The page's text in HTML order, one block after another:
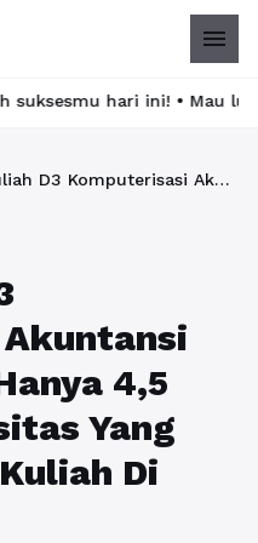
menu
lulus? Latih dirimu
Biaya Kuliah D3 Komputerisasi Akuntansi Per Semester Hanya 4,5 Juta Di Universitas Yang Menerima KIP Kuliah Di Bandung
4,5
Yang
Di